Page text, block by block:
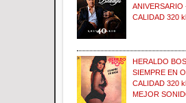
ANIVERSARIO
CALIDAD 320
HERALDO
SIEMPRE EN
CALIDAD 320
MEJOR